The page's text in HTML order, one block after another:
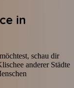
in
schau dir
anderer Städte